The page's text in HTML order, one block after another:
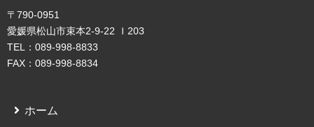
〒790-0951
愛媛県松山市束本2-9-22 Ｉ203
TEL：089-998-8833
FAX：089-998-8834
ホーム